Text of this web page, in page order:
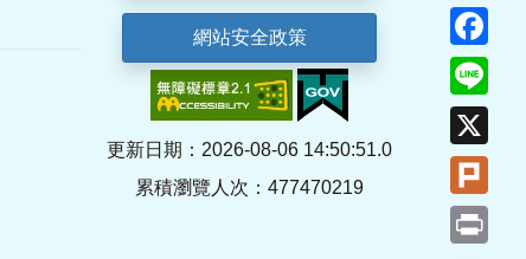
網站安全政策
更新日期：2026-08-06 14:50:51.0
累積瀏覽人次：477470219